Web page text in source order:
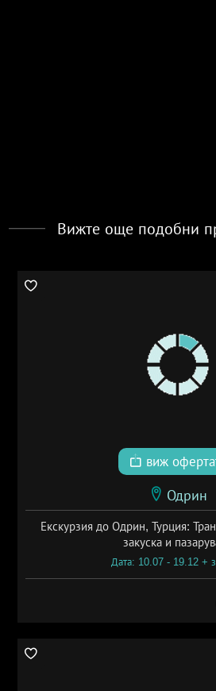
Вижте още подобни
виж
Одрин
Екскурзия до Одрин, Турция:
закуска и
Дата: 10.07 - 19.12 +